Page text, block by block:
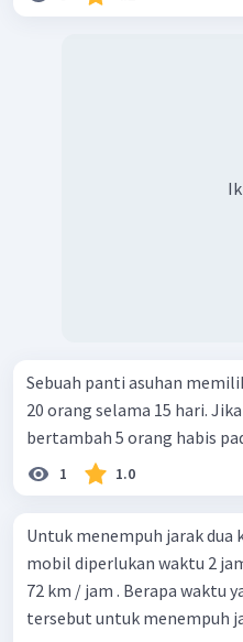
Sebuah panti asuhan
20 orang selama 15 hari.
bertambah 5 orang habis
1 1.0
Untuk menempuh jarak dua
mobil diperlukan waktu 2
72 km / jam . Berapa waktu
tersebut untuk menempuh